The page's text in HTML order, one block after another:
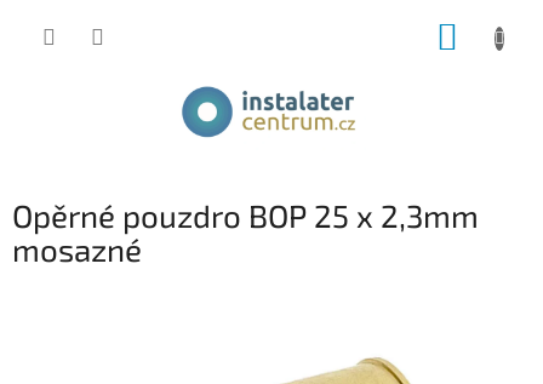
Opěrné pouzdro BOP 25 x 2,3mm
mosazné